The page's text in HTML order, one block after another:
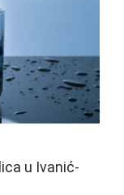
u Ivanić-